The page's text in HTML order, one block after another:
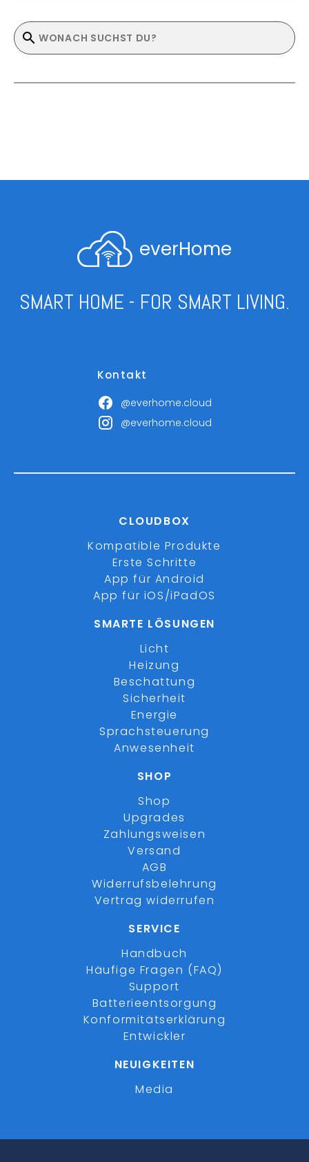
everHome
SMART HOME - FOR SMART LIVING.
Kontakt
@everhome.cloud
@everhome.cloud
CLOUDBOX
Kompatible Produkte
Erste Schritte
App für Android
App für iOS/iPadOS
SMARTE LÖSUNGEN
Licht
Heizung
Beschattung
Sicherheit
Energie
Sprachsteuerung
Anwesenheit
SHOP
Shop
Upgrades
Zahlungsweisen
Versand
AGB
Widerrufsbelehrung
Vertrag widerrufen
SERVICE
Handbuch
Häufige Fragen (FAQ)
Support
Batterieentsorgung
Konformitätserklärung
Entwickler
NEUIGKEITEN
Media